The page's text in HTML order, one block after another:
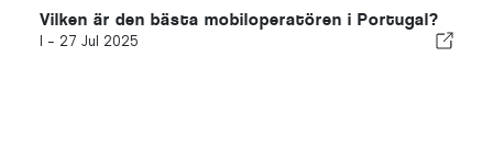
Vilken är den bästa mobiloperatören i Portugal?
I - 27 Jul 2025